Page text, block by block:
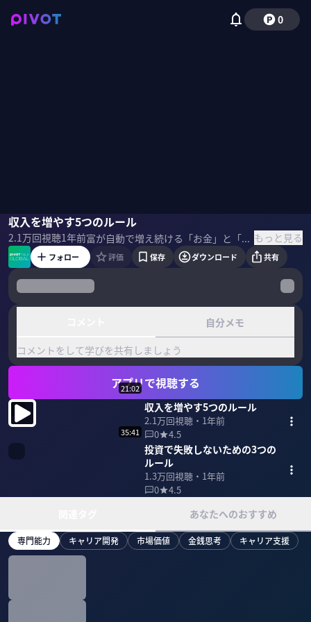
0
収入を増やす5つのルール
2.1万回視聴1年前 富が自動で増え続ける「お金」と「時間」の使い方について書かれた、13万部のベストセラー『JUST KEEP BUYING』の著書で、アメリカ屈指のデータサイエンティスト、ニック・マジョーリ氏。ファンドアナリストの篠田尚子氏が投資の考え方について話を聞いた。 ＜ゲスト＞ ニック・マジューリ Ritholtz Wealth Management社の最高執行責任者兼データサイエンティスト。同社の業務全体を監督し、ビジネスインテリジェンスの観点から有益な分析を行っている。ウォール・ストリート・ジャーナルやCNBC、ロサンゼルス・タイムズなどに記事を寄稿。緻密なデータに基づくパーソナルファイナンス関連の人気ブログ「OfDollarsAndData.com」を執筆している。 篠田尚子｜楽天証券資産づくり研究所 ファンドアナリスト 慶應義塾大学卒業後、国内銀行を経て2006年ロイター・ジャパン入社。傘下の投信評価機関リッパーにて、業界分析レポートの執筆や投資信託の評価分析業務などの業務に従事し、ファンドアナリストとしての基礎を磨く。2013年の楽天証券経済研究所入所後も、日本で数少ない投資信託の専門家として、投資信託の評価分析業務のほか、幅広い年齢層を対象とした資産形成セミナーの講師も務めるなど、投資教育にも積極的に取り組む。 ＜参考書籍＞ 『JUST KEEP BUYING 自動的に富が増え続ける「お金」と「時間」の法則』ニック・マジューリ（著） もっと見る
篠田尚子ニック・マジューリ
フォロー 評価 保存 ダウンロード 共有
自分メモ
コメントをして学びを共有しましょう
アプリで視聴する
21:02
収入を増やす5つのルール
2.1万回視聴・ 1年前
0
4.5
35:41
投資で失敗しないための3つの
ルール
1.3万回視聴・ 1年前
0
4.5
あなたへのおすすめ
専門能力 キャリア開発 市場価値 金銭思考 キャリア支援